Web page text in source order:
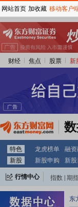
财经 焦点 股票 新
特色 龙虎榜单 融资
新股
新股申购 新
行情中心 指数 期
东
网站首页 加收藏 移动客户